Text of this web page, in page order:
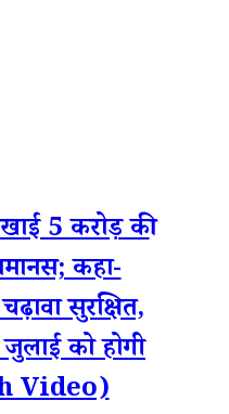
5 करोड़ की
कहा-
सुरक्षित,
को होगी
Video)